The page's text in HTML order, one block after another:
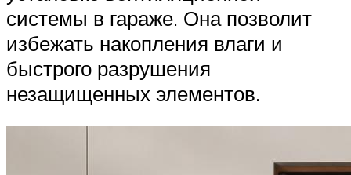
системы в гараже. Она позволит
избежать накопления влаги и
быстрого разрушения
незащищенных элементов.